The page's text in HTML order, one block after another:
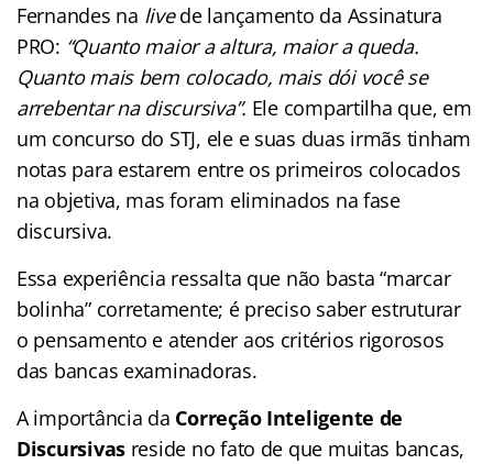
Fernandes na livede lançamento da Assinatura
PRO: “Quanto maior a altura, maior a queda.
Quanto mais bem colocado, mais dói você se
arrebentar na discursiva”. Ele compartilha que, em
um concurso do STJ, ele e suas duas irmãs tinham
notas para estarem entre os primeiros colocados
na objetiva, mas foram eliminados na fase
discursiva.
Essa experiência ressalta que não basta “marcar
bolinha” corretamente; é preciso saber estruturar
o pensamento e atender aos critérios rigorosos
das bancas examinadoras.
A importância da Correção Inteligente de
Discursivas reside no fato de que muitas bancas,